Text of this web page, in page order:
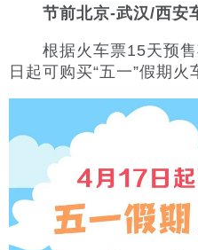
节前北京-武汉/西安
根据火车票15天预售
日起可购买“五一”假期火